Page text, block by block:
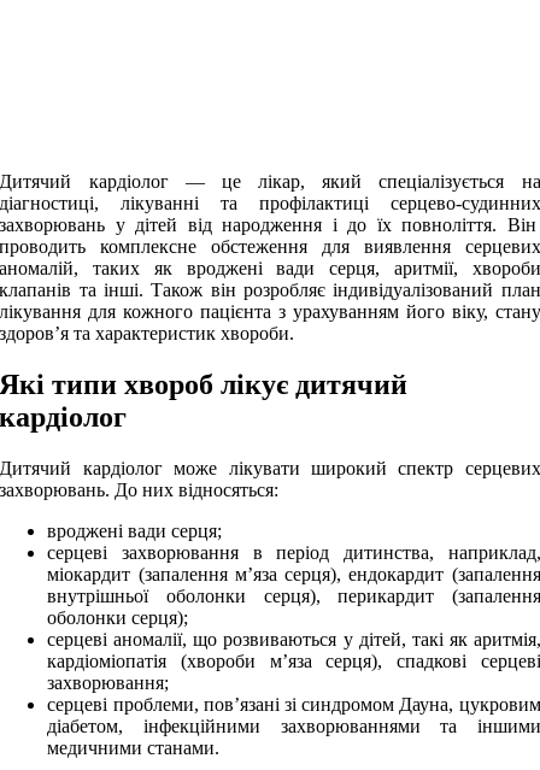
Дитячий кардіолог — це лікар, який спеціалізується на
діагностиці, лікуванні та профілактиці серцево-судинних
захворювань у дітей від народження і до їх повноліття. Він
проводить комплексне обстеження для виявлення серцевих
аномалій, таких як вроджені вади серця, аритмії, хвороби
клапанів та інші. Також він розробляє індивідуалізований план
лікування для кожного пацієнта з урахуванням його віку, стану
здоров’я та характеристик хвороби.
Які типи хвороб лікує дитячий
кардіолог
Дитячий кардіолог може лікувати широкий спектр серцевих
захворювань. До них відносяться:
вроджені вади серця;
серцеві захворювання в період дитинства, наприклад,
міокардит (запалення м’яза серця), ендокардит (запалення
внутрішньої оболонки серця), перикардит (запалення
оболонки серця);
серцеві аномалії, що розвиваються у дітей, такі як аритмія,
кардіоміопатія (хвороби м’яза серця), спадкові серцеві
захворювання;
серцеві проблеми, пов’язані зі синдромом Дауна, цукровим
діабетом, інфекційними захворюваннями та іншими
медичними станами.